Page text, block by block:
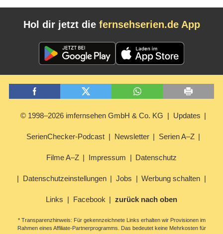
Hol dir jetzt die fernsehserien.de App
© 1998–2026 imfernsehen GmbH & Co. KG Updates
SerienChecker-Podcast Newsletter Serien A–Z
Filme A–Z Impressum Datenschutz
Datenschutzeinstellungen Jobs Werbung schalten
Links Facebook zurück nach oben
* Transparenzhinweis: Für gekennzeichnete Links erhalten wir Provisionen im
Rahmen eines Affiliate-Partnerprogramms. Das bedeutet keine Mehrkosten für